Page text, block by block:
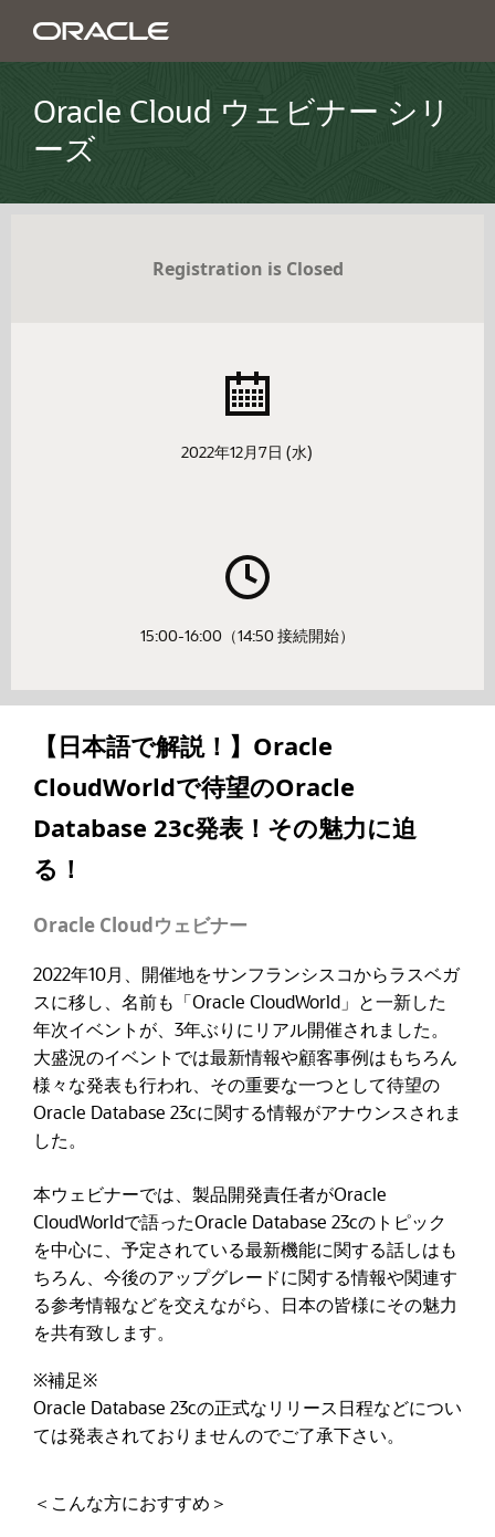
Oracle Cloud ウェビナー シリ
ーズ
Registration is Closed
2022年12月7日 (水)
15:00-16:00（14:50 接続開始）
【日本語で解説！】Oracle
CloudWorldで待望のOracle
Database 23c発表！その魅力に迫
る！
Oracle Cloudウェビナー
2022年10月、開催地をサンフランシスコからラスベガ
スに移し、名前も「Oracle CloudWorld」と一新した
年次イベントが、3年ぶりにリアル開催されました。
大盛況のイベントでは最新情報や顧客事例はもちろん
様々な発表も行われ、その重要な一つとして待望の
Oracle Database 23cに関する情報がアナウンスされま
した。
本ウェビナーでは、製品開発責任者がOracle
CloudWorldで語ったOracle Database 23cのトピック
を中心に、予定されている最新機能に関する話しはも
ちろん、今後のアップグレードに関する情報や関連す
る参考情報などを交えながら、日本の皆様にその魅力
を共有致します。
※補足※
Oracle Database 23cの正式なリリース日程などについ
ては発表されておりませんのでご了承下さい。
＜こんな方におすすめ＞